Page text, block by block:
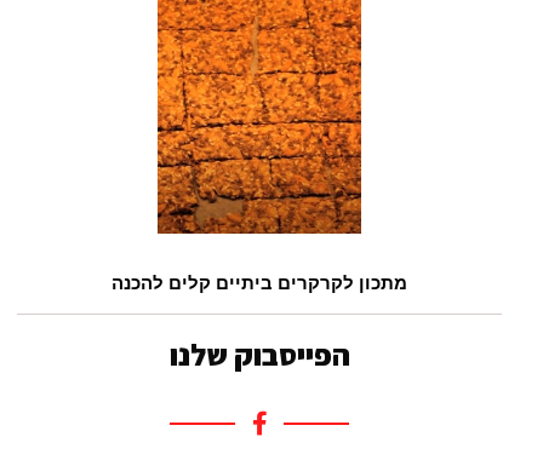
מתכון לקרקרים ביתיים קלים להכנה
הפייסבוק שלנו